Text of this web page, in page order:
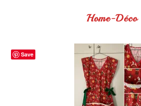
Home-Déco
Save